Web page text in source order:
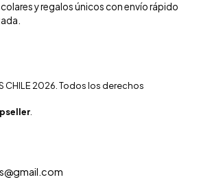
y regalos únicos con envío rápido
CHILE 2026. Todos los derechos
.